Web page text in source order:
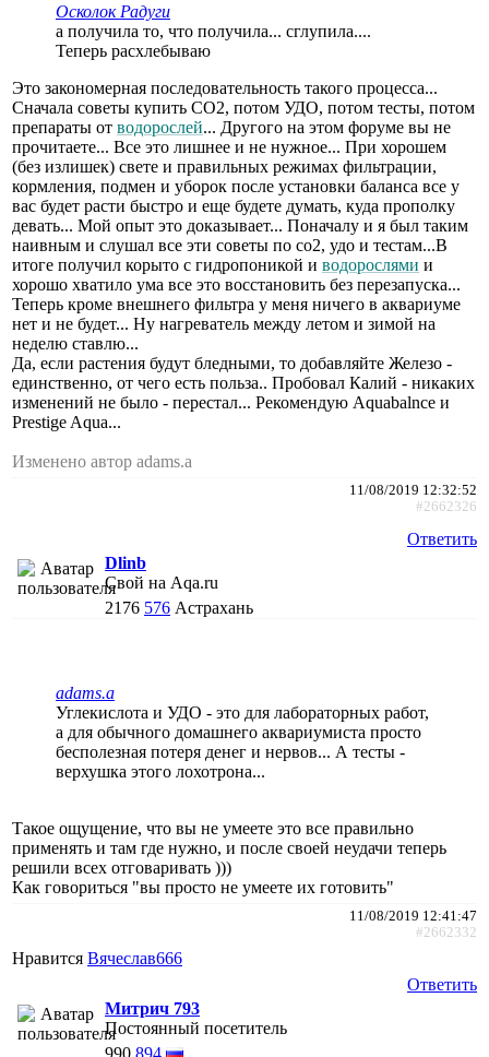
Осколок Радуги
а получила то, что получила... сглупила....
Теперь расхлебываю
Это закономерная последовательность такого процесса...
Сначала советы купить CO2, потом УДО, потом тесты, потом
препараты от водорослей... Другого на этом форуме вы не
прочитаете... Все это лишнее и не нужное... При хорошем
(без излишек) свете и правильных режимах фильтрации,
кормления, подмен и уборок после установки баланса все у
вас будет расти быстро и еще будете думать, куда прополку
девать... Мой опыт это доказывает... Поначалу и я был таким
наивным и слушал все эти советы по со2, удо и тестам...В
итоге получил корыто с гидропоникой и водорослями и
хорошо хватило ума все это восстановить без перезапуска...
Теперь кроме внешнего фильтра у меня ничего в аквариуме
нет и не будет... Ну нагреватель между летом и зимой на
неделю ставлю...
Да, если растения будут бледными, то добавляйте Железо -
единственно, от чего есть польза.. Пробовал Калий - никаких
изменений не было - перестал... Рекомендую Aquabalnce и
Prestige Aqua...
Изменено автор adams.a
11/08/2019 12:32:52
#2662326
Ответить
Dlinb
Свой на Aqa.ru
2176 576 Астрахань
adams.a
Углекислота и УДО - это для лабораторных работ,
а для обычного домашнего аквариумиста просто
бесполезная потеря денег и нервов... А тесты -
верхушка этого лохотрона...
Такое ощущение, что вы не умеете это все правильно
применять и там где нужно, и после своей неудачи теперь
решили всех отговаривать )))
Как говориться "вы просто не умеете их готовить"
11/08/2019 12:41:47
#2662332
Нравится Вячеслав666
Ответить
Митрич 793
Постоянный посетитель
990 894